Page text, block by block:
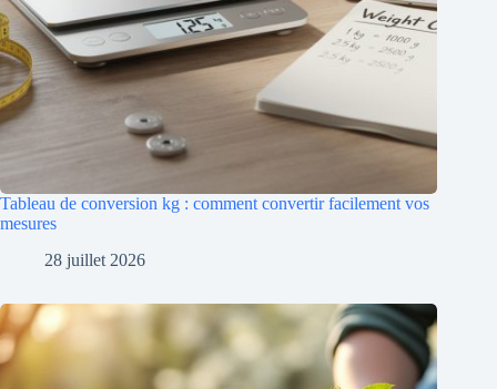
Tableau de conversion kg : comment convertir facilement vos
mesures
28 juillet 2026